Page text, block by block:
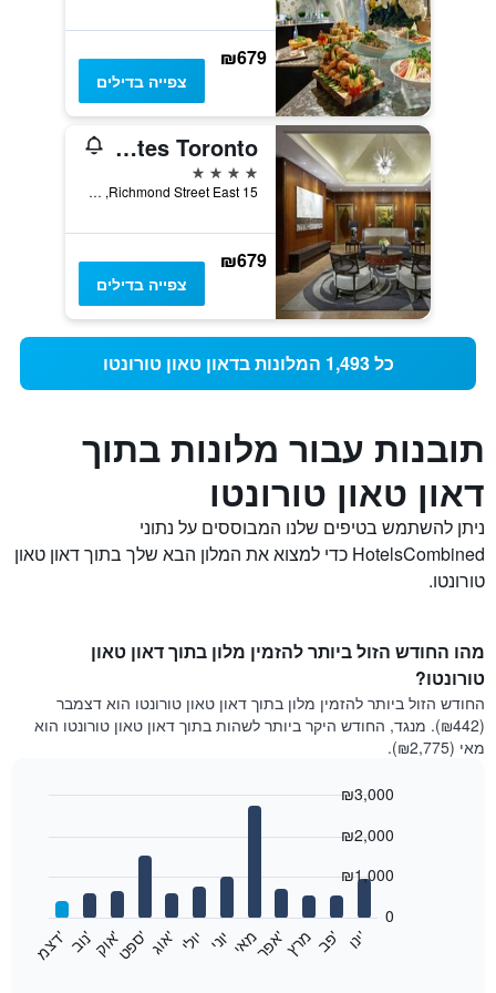
₪679
צפייה בדילים
Cambridge Suites Toronto
4 כוכבים
15 Richmond Street East, טורונטו, ON, קנדה
₪679
צפייה בדילים
כל 1,493 המלונות בדאון טאון טורונטו
תובנות עבור מלונות בתוך
דאון טאון טורונטו
ניתן להשתמש בטיפים שלנו המבוססים על נתוני
HotelsCombined כדי למצוא את המלון הבא שלך בתוך דאון טאון
טורונטו.
מהו החודש הזול ביותר להזמין מלון בתוך דאון טאון
טורונטו?
החודש הזול ביותר להזמין מלון בתוך דאון טאון טורונטו הוא דצמבר
(₪442). מנגד, החודש היקר ביותר לשהות בתוך דאון טאון טורונטו הוא
מאי (₪2,775).
י
נ
ו
' פ
ב​​​​​​​
' מרץא
פ
ר
' מאי יוני יולי א
ו
ג
' ס
פ
ט
' א
ו
ק
' נ
ו
ב
' ד
צ
מ
'
0
₪1,000
₪2,000
₪3,000